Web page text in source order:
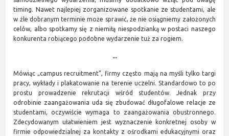
timing. Nawet najlepiej zorganizowane spotkanie ze studentami, ale
w źle dobranym terminie może sprawić, że nie osiągniemy założonych
celów, albo spotkamy się z niemiłą niespodzianką w postaci naszego
konkurenta robiącego podobne wydarzenie tuż za rogiem.
...
Mówiąc „campus recruitment”, firmy często mają na myśli tylko targi
pracy, wykłady i plakatowanie na terenie uczelni. Standardowo to po
prostu prowadzenie rekrutacji wśród studentów. Jednak przy
odrobinie zaangażowania uda się zbudować długofalowe relacje ze
studentami, oczywiście wymaga to zaangażowania obustronnego.
Zdecydowanym ułatwieniem jest wyznaczenie konkretnej osoby w
firmie odpowiedzialnej za kontakty z ośrodkami edukacyjnymi oraz